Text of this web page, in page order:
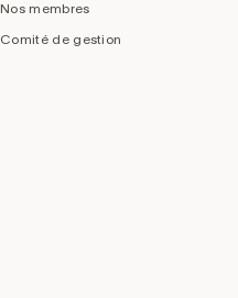
Nos membres
Comité de gestion